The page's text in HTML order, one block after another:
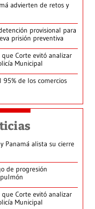
advierten de retos y
provisional para
prisión preventiva
Corte evitó analizar
Municipal
95% de los comercios
Panamá alista su cierre
de progresión
Corte evitó analizar
Municipal